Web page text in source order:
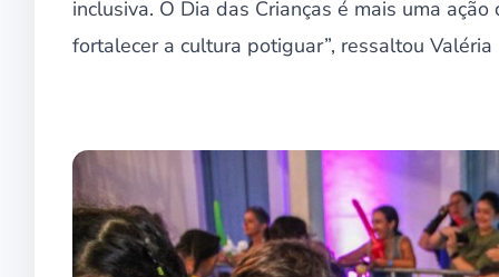
inclusiva. O Dia das Crianças é mais uma
fortalecer a cultura potiguar”, ressaltou